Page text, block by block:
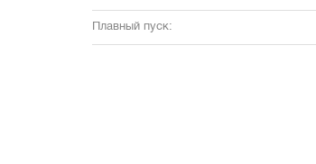
Плавный пуск: